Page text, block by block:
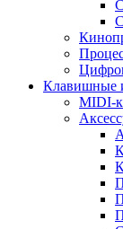
Клавишные
MIDI-